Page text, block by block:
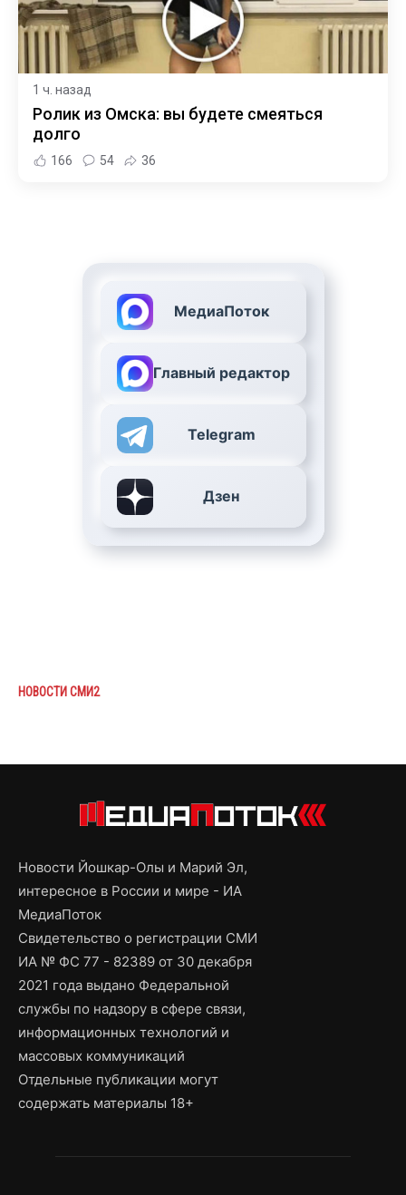
1 ч. назад
Ролик из Омска: вы будете смеяться
долго
166 54 36
МедиаПоток
Главный редактор
Telegram
Дзен
НОВОСТИ СМИ2
Новости Йошкар-Олы и Марий Эл,
интересное в России и мире - ИА
МедиаПоток
Свидетельство о регистрации СМИ
ИА № ФС 77 - 82389 от 30 декабря
2021 года выдано Федеральной
службы по надзору в сфере связи,
информационных технологий и
массовых коммуникаций
Отдельные публикации могут
содержать материалы 18+